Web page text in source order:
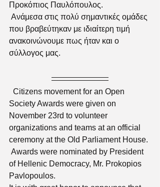
Προκόπιος Παυλόπουλος.
που βραβεύτηκαν με ιδιαίτερη τιμή
ανακοινώνουμε πως ήταν και ο
σύλλογος μας.
Society Awards were given on
November 23rd to volunteer
organizations and teams at an official
ceremony at the Old Parliament House.
of Hellenic Democracy, Mr. Prokopios
Pavlopoulos.